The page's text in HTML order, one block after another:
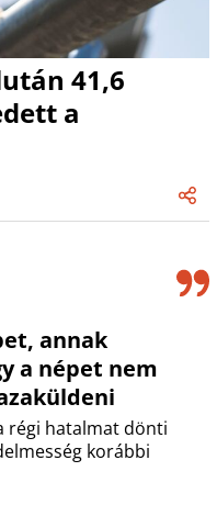
41,6
a
annak
a népet nem
régi hatalmat dönti
korábbi